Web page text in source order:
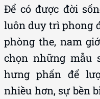
Để có được đời
luôn duy trì phong
phòng the, nam
chọn những mẫu
hưng phấn để
nhiều hơn, sự bền